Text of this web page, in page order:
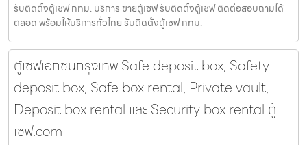
รับติดตั้งตู้เซฟ กทม. บริการ ขายตู้เซฟ รับติดตั้งตู้เซฟ ติดต่อสอบถามได้
ตลอด พร้อมให้บริการทั่วไทย รับติดตั้งตู้เซฟ กทม.
ตู้เซฟเอกชนกรุงเทพ Safe deposit box, Safety
deposit box, Safe box rental, Private vault,
Deposit box rental และ Security box rental ตู้
เซฟ.com